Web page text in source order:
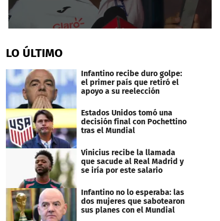
of
1
35
seconds
LO ÚLTIMO
Infantino recibe duro golpe:
el primer país que retiró el
apoyo a su reelección
Estados Unidos tomó una
decisión final con Pochettino
tras el Mundial
Vinicius recibe la llamada
que sacude al Real Madrid y
se iría por este salario
Infantino no lo esperaba: las
dos mujeres que sabotearon
sus planes con el Mundial